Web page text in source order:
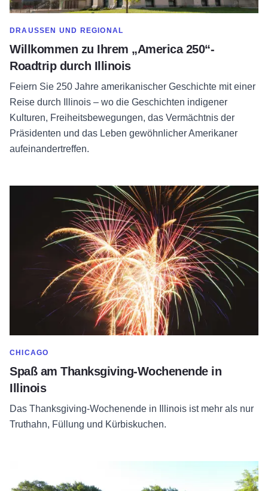
MEHR ANZEIGEN IN DER KATEGORIE
DRAUSSEN UND REGIONAL
Willkommen zu Ihrem „America 250“-
Roadtrip durch Illinois
Feiern Sie 250 Jahre amerikanischer Geschichte mit einer
Reise durch Illinois – wo die Geschichten indigener
Kulturen, Freiheitsbewegungen, das Vermächtnis der
Präsidenten und das Leben gewöhnlicher Amerikaner
aufeinandertreffen.
MEHR ANZEIGEN IN DER KATEGORIE
CHICAGO
Spaß am Thanksgiving-Wochenende in
Illinois
Das Thanksgiving-Wochenende in Illinois ist mehr als nur
Truthahn, Füllung und Kürbiskuchen.
Lesen Sie mehr über Thanksgiving-Wochenendspaß in